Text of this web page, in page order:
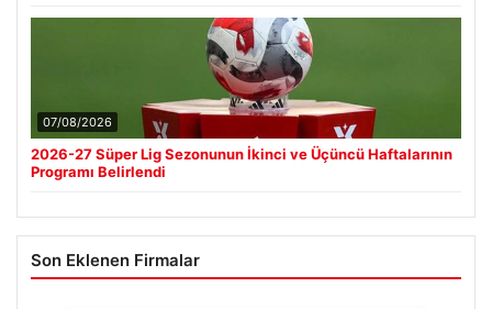
07/08/2026
2026-27 Süper Lig Sezonunun İkinci ve Üçüncü Haftalarının
Programı Belirlendi
Son Eklenen Firmalar